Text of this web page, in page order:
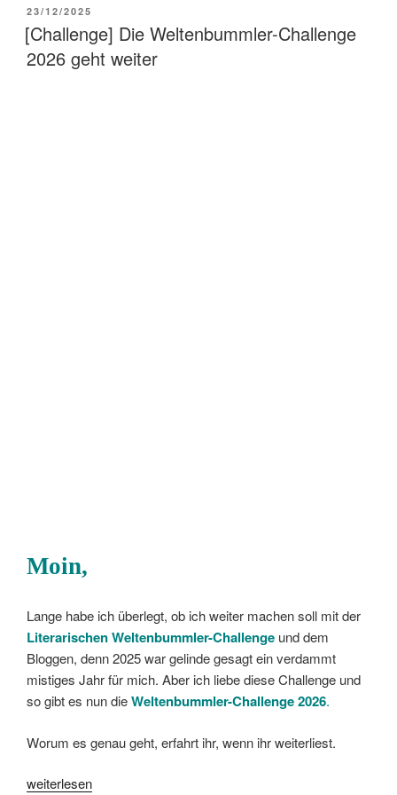
Quartal
1“
VERÖFFENTLICHT
AM
23/12/2025
[Challenge] Die Weltenbummler-Challenge
2026 geht weiter
Moin,
Lange habe ich überlegt, ob ich weiter machen soll mit der
Literarischen Weltenbummler-Challenge und dem
Bloggen, denn 2025 war gelinde gesagt ein verdammt
mistiges Jahr für mich. Aber ich liebe diese Challenge und
so gibt es nun dieWeltenbummler-Challenge 2026.
Worum es genau geht, erfahrt ihr, wenn ihr weiterliest.
„[Challenge]
weiterlesen